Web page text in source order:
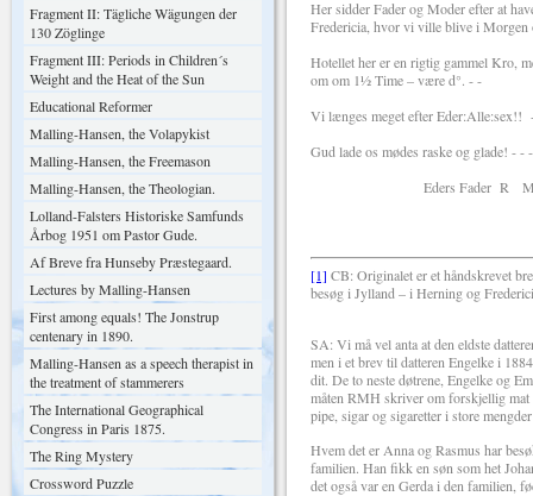
Fragment II: Tägliche Wägungen der
130 Zöglinge
Fragment III: Periods in Children´s
Weight and the Heat of the Sun
Educational Reformer
Malling-Hansen, the Volapykist
Malling-Hansen, the Freemason
Malling-Hansen, the Theologian.
Lolland-Falsters Historiske Samfunds
Årbog 1951 om Pastor Gude.
Af Breve fra Hunseby Præstegaard.
Lectures by Malling-Hansen
First among equals! The Jonstrup
centenary in 1890.
Malling-Hansen as a speech therapist in
the treatment of stammerers
The International Geographical
Congress in Paris 1875.
The Ring Mystery
Crossword Puzzle
Her sidder Fader og Moder efter at
Fredericia, hvor vi ville blive i Morgen
Hotellet her er en rigtig gammel Kro,
om om 1½ Time – være d°. - -
Vi længes meget efter Eder:Alle:sex!!
Gud lade os mødes raske og glade! - - -
Eders Fader R
[1] CB: Originalet er et håndskrevet
besøg i Jylland – i Herning og
SA: Vi må vel anta at den eldste
men i et brev til datteren Engelke i
dit. De to neste døtrene, Engelke og
måten RMH skriver om forskjellig
pipe, sigar og sigaretter i store
Hvem det er Anna og Rasmus har
familien. Han fikk en søn som het
det også var en Gerda i den familien,